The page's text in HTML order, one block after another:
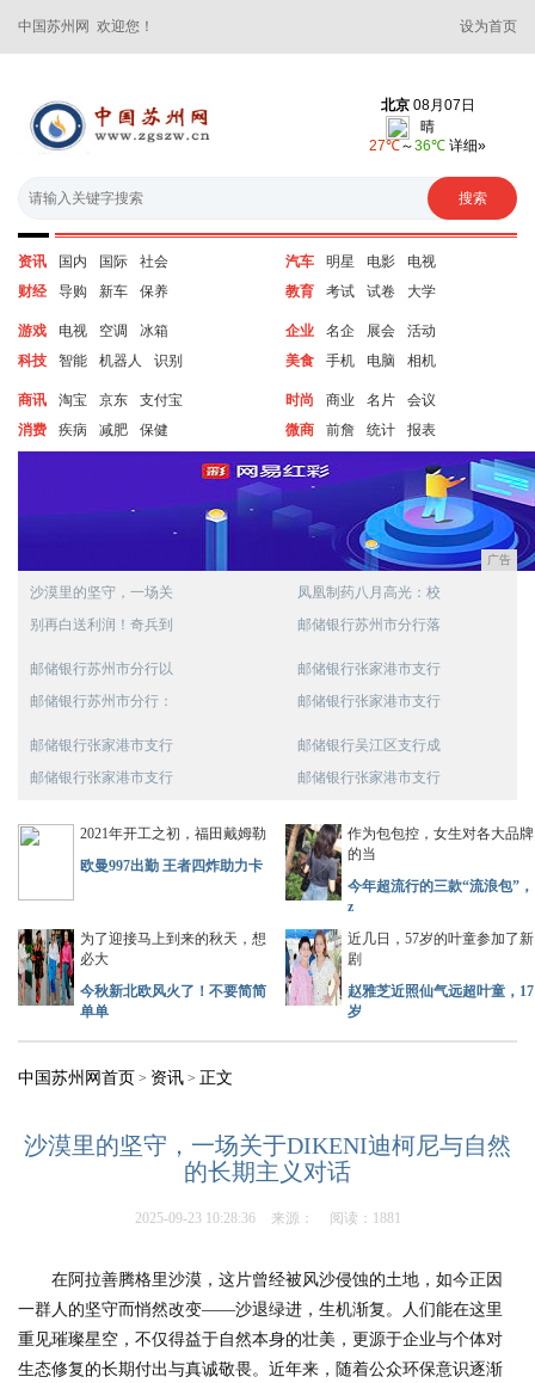
中国苏州网 欢迎您！ 设为首页
资讯 国内 国际
社会
财经
导购 新车 保养
汽车 明星 电影
电视
教育
考试 试卷 大学
游戏 电视 空调
冰箱
科技
智能 机器人 识别
企业 名企 展会
活动
美食
手机 电脑 相机
商讯 淘宝 京东
支付宝
消费
疾病 减肥 保健
时尚 商业 名片
会议
微商
前詹 统计 报表
广告
沙漠里的坚守，一场关
别再白送利润！奇兵到
凤凰制药八月高光：校
邮储银行苏州市分行落
邮储银行苏州市分行以
邮储银行苏州市分行：
邮储银行张家港市支行
邮储银行张家港市支行
邮储银行张家港市支行
邮储银行张家港市支行
邮储银行吴江区支行成
邮储银行张家港市支行
2021年开工之初，福田戴姆勒
欧曼997出勤 王者四炸助力卡
作为包包控，女生对各大品牌
的当
今年超流行的三款“流浪包”，
z
为了迎接马上到来的秋天，想
必大
今秋新北欧风火了！不要简简
单单
近几日，57岁的叶童参加了新
剧
赵雅芝近照仙气远超叶童，17
岁
中国苏州网首页 > 资讯 > 正文
沙漠里的坚守，一场关于DIKENI迪柯尼与自然
的长期主义对话
2025-09-23 10:28:36 来源： 阅读：1881
在阿拉善腾格里沙漠，这片曾经被风沙侵蚀的土地，如今正因
一群人的坚守而悄然改变——沙退绿进，生机渐复。人们能在这里
重见璀璨星空，不仅得益于自然本身的壮美，更源于企业与个体对
生态修复的长期付出与真诚敬畏。近年来，随着公众环保意识逐渐